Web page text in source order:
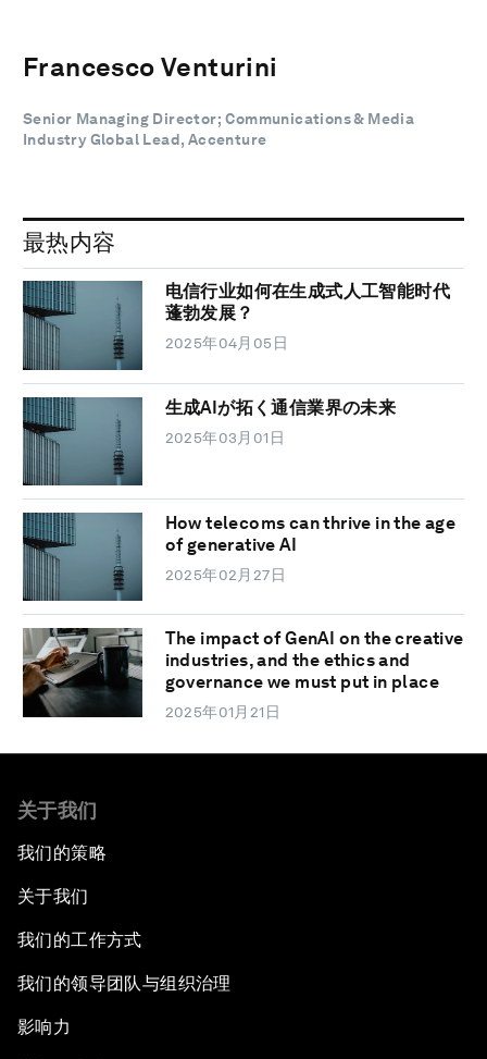
Francesco Venturini
Senior Managing Director; Communications & Media
Industry Global Lead, Accenture
最热内容
电信行业如何在生成式人工智能时代
蓬勃发展？
2025年04月05日
生成AIが拓く通信業界の未来
2025年03月01日
How telecoms can thrive in the age
of generative AI
2025年02月27日
The impact of GenAI on the creative
industries, and the ethics and
governance we must put in place
2025年01月21日
关于我们
我们的策略
关于我们
我们的工作方式
我们的领导团队与组织治理
影响力